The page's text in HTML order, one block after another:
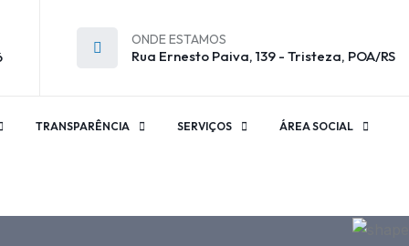
ONDE ESTAMOS
Rua Ernesto Paiva, 139 - Tristeza, POA/RS
TRANSPARÊNCIA SERVIÇOS ÁREA SOCIAL